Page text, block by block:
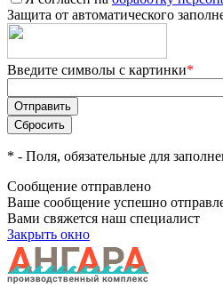
Защита от автоматического
Введите символы с картинки*
* - Поля, обязательные для
Сообщение отправлено
Ваше сообщение успешно
Вами свяжется наш специалист
Закрыть окно